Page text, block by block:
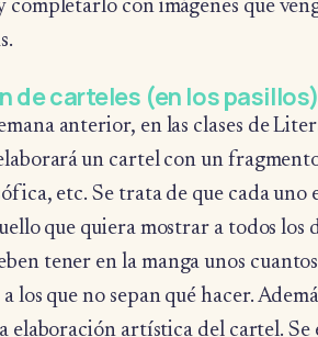
con imágenes que
de carteles (en los pasillos)
anterior, en las clases de
un cartel con un
etc. Se trata de que cada uno
que quiera mostrar a todos los
tener en la manga unos
los que no sepan qué hacer.
elaboración artística del cartel.